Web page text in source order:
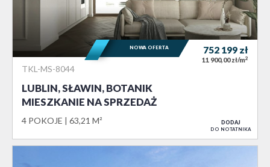
TKL-MS-8044
LUBLIN, SŁAWIN, BOTANIK
MIESZKANIE NA SPRZEDAŻ
4 POKOJE 63,21 M²
752 199 zł
11 900,00 zł/m2
NOWA OFERTA
DODAJ
DO NOTATNIKA